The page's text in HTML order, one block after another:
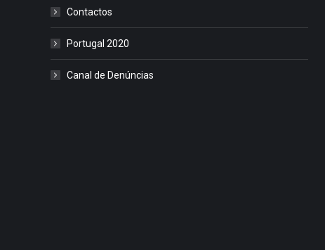
Contactos
Portugal 2020
Canal de Denúncias